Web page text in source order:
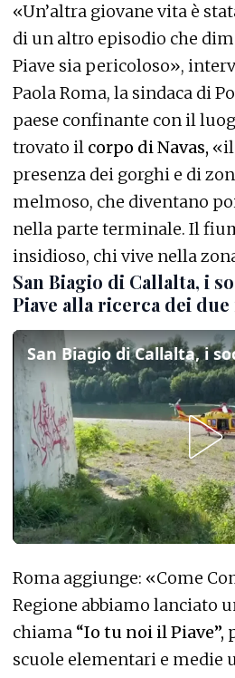
«Un’altra giovane vita è
di un altro episodio che
Piave sia pericoloso»,
Paola Roma, la sindaca di
paese confinante con il
trovato il corpo di Navas, «il
presenza dei gorghi e di
melmoso, che diventano
nella parte terminale. Il
insidioso, chi vive nella
San Biagio di Callalta, i
Piave alla ricerca dei due
Roma aggiunge: «Come
Regione abbiamo lanciato
chiama “Io tu noi il Piave”,
scuole elementari e medie